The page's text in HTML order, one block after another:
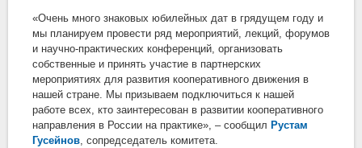
«Очень много знаковых юбилейных дат в грядущем году и
мы планируем провести ряд мероприятий, лекций, форумов
и научно-практических конференций, организовать
собственные и принять участие в партнерских
мероприятиях для развития кооперативного движения в
нашей стране. Мы призываем подключиться к нашей
работе всех, кто заинтересован в развитии кооперативного
направления в России на практике», – сообщил Рустам
Гусейнов, сопредседатель комитета.